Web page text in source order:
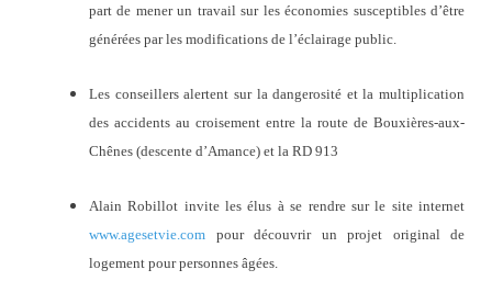
part de mener un travail sur les économies susceptibles d’être
générées par les modifications de l’éclairage public.
Les conseillers alertent sur la dangerosité et la multiplication
des accidents au croisement entre la route de Bouxières-aux-
Chênes (descente d’Amance) et la RD 913
Alain Robillot invite les élus à se rendre sur le site internet
www.agesetvie.com pour découvrir un projet original de
logement pour personnes âgées.